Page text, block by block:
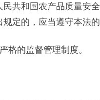
共和国农产品质量安
定的，应当遵守本法的
的监督管理制度。